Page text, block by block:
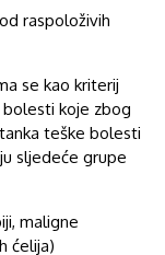
raspoloživih
se kao kriterij
koje zbog
teške bolesti
sljedeće grupe
maligne
ćelija)